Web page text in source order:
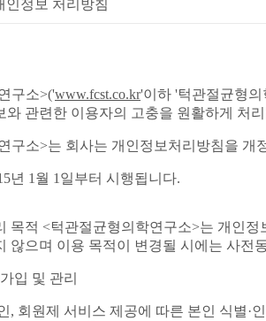
인정보 처리방침
구소>('www.fcst.co.kr'이하 '턱관절균형
와 관련한 이용자의 고충을 원활하게 처
구소>는 회사는 개인정보처리방침을
년 1월 1일부터 시행됩니다.
목적 <턱관절균형의학연구소>는 개인
않으며 이용 목적이 변경될 시에는 사전
입 및 관리
, 회원제 서비스 제공에 따른 본인 식별·